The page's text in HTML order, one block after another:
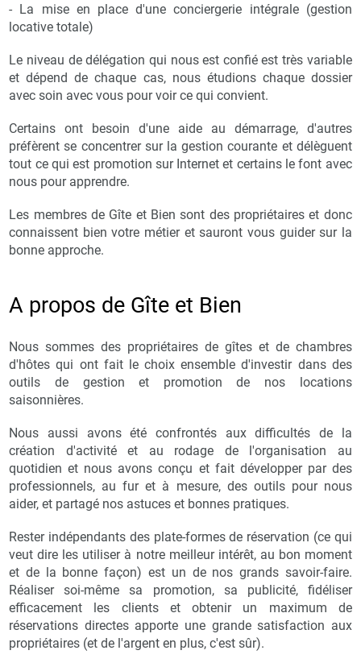
- La mise en place d'une conciergerie intégrale (gestion
locative totale)
Le niveau de délégation qui nous est confié est très variable
et dépend de chaque cas, nous étudions chaque dossier
avec soin avec vous pour voir ce qui convient.
Certains ont besoin d'une aide au démarrage, d'autres
préfèrent se concentrer sur la gestion courante et délèguent
tout ce qui est promotion sur Internet et certains le font avec
nous pour apprendre.
Les membres de Gîte et Bien sont des propriétaires et donc
connaissent bien votre métier et sauront vous guider sur la
bonne approche.
A propos de Gîte et Bien
Nous sommes des propriétaires de gîtes et de chambres
d'hôtes qui ont fait le choix ensemble d'investir dans des
outils de gestion et promotion de nos locations
saisonnières.
Nous aussi avons été confrontés aux difficultés de la
création d'activité et au rodage de l'organisation au
quotidien et nous avons conçu et fait développer par des
professionnels, au fur et à mesure, des outils pour nous
aider, et partagé nos astuces et bonnes pratiques.
Rester indépendants des plate-formes de réservation (ce qui
veut dire les utiliser à notre meilleur intérêt, au bon moment
et de la bonne façon) est un de nos grands savoir-faire.
Réaliser soi-même sa promotion, sa publicité, fidéliser
efficacement les clients et obtenir un maximum de
réservations directes apporte une grande satisfaction aux
propriétaires (et de l'argent en plus, c'est sûr).